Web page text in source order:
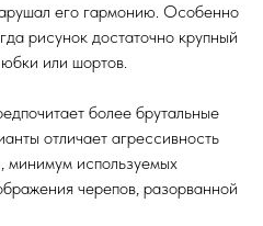
его гармонию. Особенно
рисунок достаточно крупный
или шортов.
более брутальные
отличает агрессивность
минимум используемых
черепов, разорванной